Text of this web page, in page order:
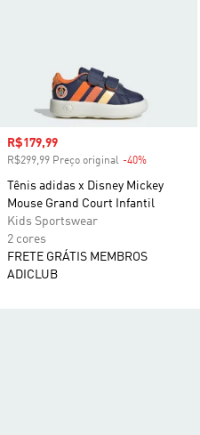
Preço com desconto
R$179,99
R$299,99 Preço original -40%
Tênis adidas x Disney Mickey
Mouse Grand Court Infantil
Kids Sportswear
2 cores
FRETE GRÁTIS MEMBROS
ADICLUB